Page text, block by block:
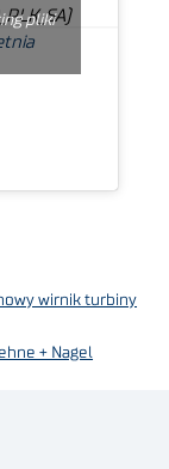
pliki
wirnik turbiny
+ Nagel